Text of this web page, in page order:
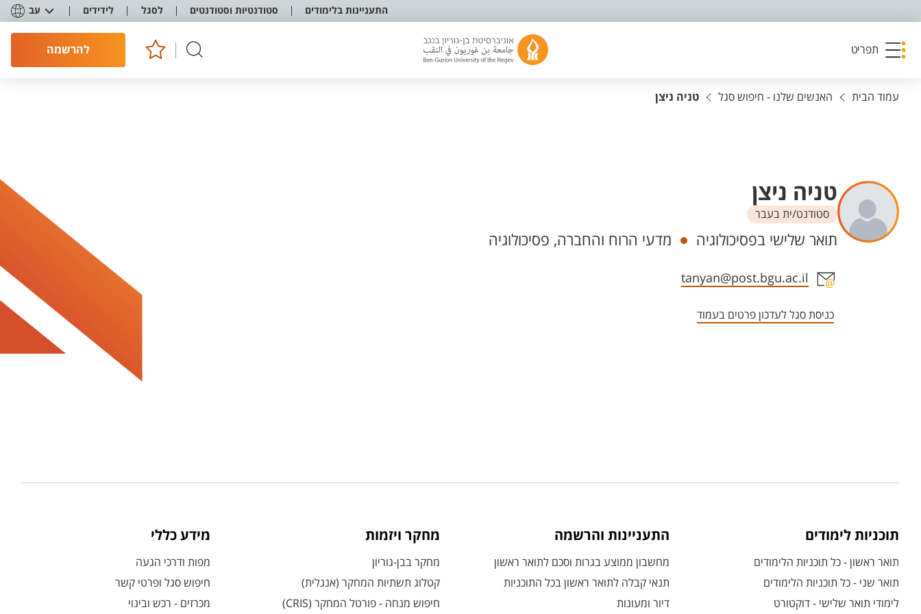
התעניינות בלימודים סטודנטיות וסטודנטים לסגל לידידים עב
תפריט להרשמה
עמוד הבית האנשים שלנו - חיפוש סגל טניה ניצן
טניה ניצן
סטודנט/ית בעבר
יחידות
תואר שלישי בפסיכולוגיה מדעי הרוח והחברה, פסיכולוגיה
אזור צור קשר עם איש הסגל
tanyan@post.bgu.ac.il
כניסת סגל לעדכון פרטים בעמוד
תוכניות לימודים
תואר ראשון - כל תוכניות הלימודים
תואר שני - כל תוכניות הלימודים
לימודי תואר שלישי - דוקטורט
התעניינות והרשמה
מחשבון ממוצע בגרות וסכם לתואר ראשון
תנאי קבלה לתואר ראשון בכל התוכניות
דיור ומעונות
מחקר ויזמות
מחקר בבן-גוריון
קטלוג תשתיות המחקר (אנגלית)
חיפוש מנחה - פורטל המחקר (CRIS)
מידע כללי
מפות ודרכי הגעה
חיפוש סגל ופרטי קשר
מכרזים - רכש ובינוי